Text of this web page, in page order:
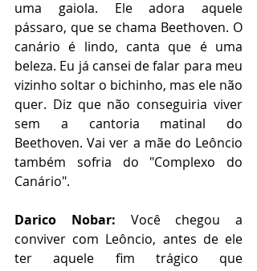
uma gaiola. Ele adora aquele
pássaro, que se chama Beethoven. O
canário é lindo, canta que é uma
beleza. Eu já cansei de falar para meu
vizinho soltar o bichinho, mas ele não
quer. Diz que não conseguiria viver
sem a cantoria matinal do
Beethoven. Vai ver a mãe do Leôncio
também sofria do "Complexo do
Canário".
Darico Nobar: Você chegou a
conviver com Leôncio, antes de ele
ter aquele fim trágico que